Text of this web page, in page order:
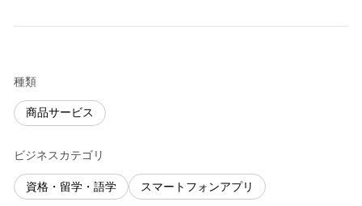
種類
商品サービス
ビジネスカテゴリ
資格・留学・語学 スマートフォンアプリ